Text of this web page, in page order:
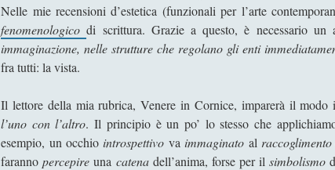
Nelle mie recensioni d’estetica (funzionali per l’arte
fenomenologicodi scrittura. Grazie a questo, è necessario un
immaginazione, nelle strutture che regolano gli enti
fra tutti: la vista.
Il lettore della mia rubrica, Venere in Cornice, imparerà il modo
l’uno con l’altro. Il principio è un po’ lo stesso che
esempio, un occhio introspettivo va immaginato al
farannopercepire una catena dell’anima, forse per ilsimbolismo